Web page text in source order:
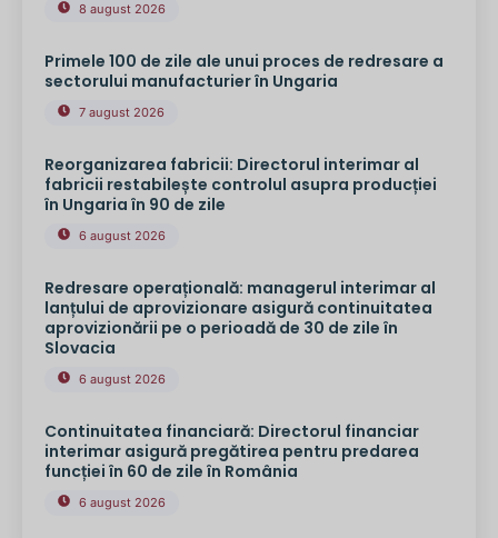
8 august 2026
Primele 100 de zile ale unui proces de redresare a
sectorului manufacturier în Ungaria
7 august 2026
Reorganizarea fabricii: Directorul interimar al
fabricii restabilește controlul asupra producției
în Ungaria în 90 de zile
6 august 2026
Redresare operațională: managerul interimar al
lanțului de aprovizionare asigură continuitatea
aprovizionării pe o perioadă de 30 de zile în
Slovacia
6 august 2026
Continuitatea financiară: Directorul financiar
interimar asigură pregătirea pentru predarea
funcției în 60 de zile în România
6 august 2026